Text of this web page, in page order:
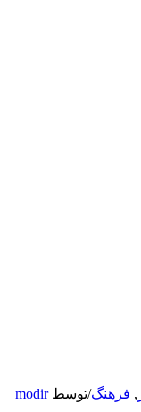
, فرهنگ/توسطmodir